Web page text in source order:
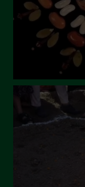
November 2022
October 2022
September 2022
June 2022